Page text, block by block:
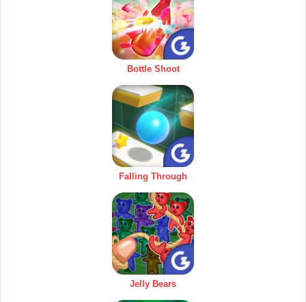
Bottle Shoot
Falling Through
Jelly Bears